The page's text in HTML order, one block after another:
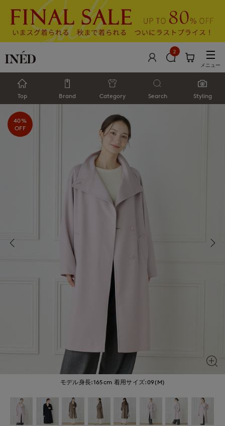
2
メニュー
Top Brand Category Search Styling
モデル身長:165cm 着用サイズ:09(M)
40%
OFF